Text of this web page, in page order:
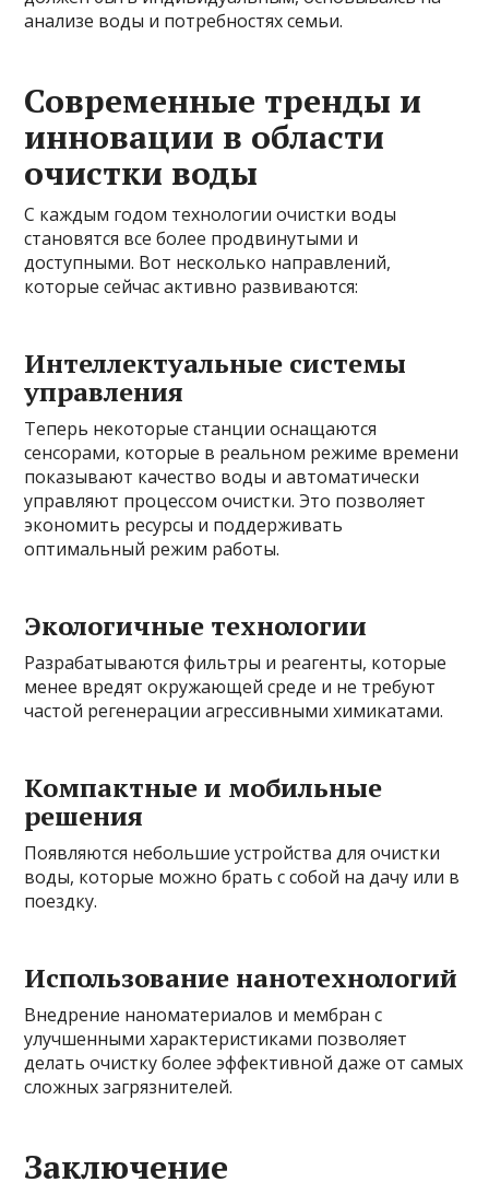
анализе воды и потребностях семьи.
Современные тренды и
инновации в области
очистки воды
С каждым годом технологии очистки воды
становятся все более продвинутыми и
доступными. Вот несколько направлений,
которые сейчас активно развиваются:
Интеллектуальные системы
управления
Теперь некоторые станции оснащаются
сенсорами, которые в реальном режиме времени
показывают качество воды и автоматически
управляют процессом очистки. Это позволяет
экономить ресурсы и поддерживать
оптимальный режим работы.
Экологичные технологии
Разрабатываются фильтры и реагенты, которые
менее вредят окружающей среде и не требуют
частой регенерации агрессивными химикатами.
Компактные и мобильные
решения
Появляются небольшие устройства для очистки
воды, которые можно брать с собой на дачу или в
поездку.
Использование нанотехнологий
Внедрение наноматериалов и мембран с
улучшенными характеристиками позволяет
делать очистку более эффективной даже от самых
сложных загрязнителей.
Заключение